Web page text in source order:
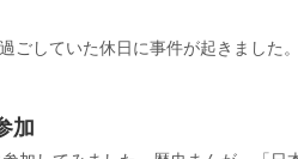
ごしていた休日に事件が起きました。
加